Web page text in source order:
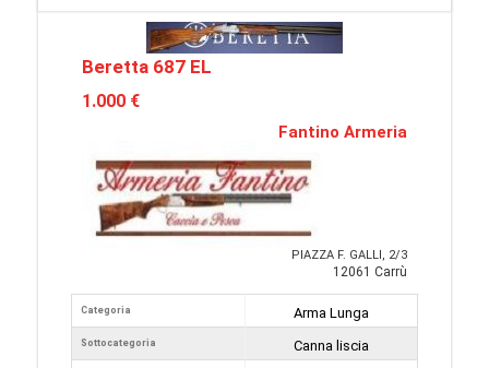
Beretta 687 EL
1.000 €
Fantino Armeria
PIAZZA F. GALLI, 2/3
12061 Carrù
Categoria
Sottocategoria
Arma Lunga
Canna liscia